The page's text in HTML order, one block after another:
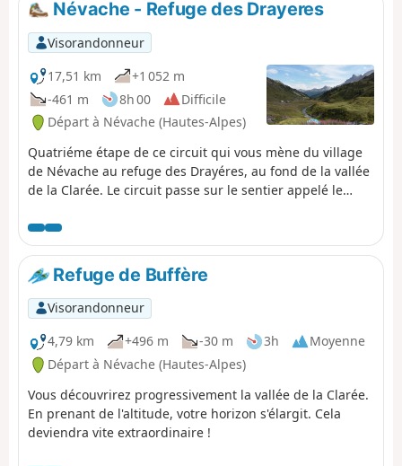
Névache - Refuge des Drayeres
Visorandonneur
17,51 km
+1 052 m
-461 m
8h 00
Difficile
Départ à Névache (Hautes-Alpes)
Quatriéme étape de ce circuit qui vous mène du village
de Névache au refuge des Drayéres, au fond de la vallée
de la Clarée. Le circuit passe sur le sentier appelé le
une boucle au lac Laramon. Vous pouvez également de
ce lac atteindre, en variante, le lac aux Serpents. La vue
sur la vallée, du haut du chemin de Ronde, est d'une
pure beauté. Arriver au refuge de la terrasse, admirer le
paysage montagneux de cette vallée.
Refuge de Buffère
Visorandonneur
4,79 km
+496 m -30 m 3h
Moyenne
Départ à Névache (Hautes-Alpes)
Vous découvrirez progressivement la vallée de la Clarée.
En prenant de l'altitude, votre horizon s'élargit. Cela
deviendra vite extraordinaire !